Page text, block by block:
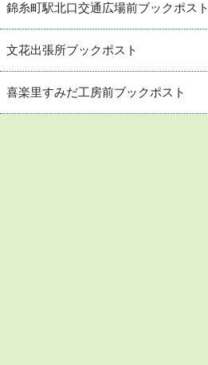
錦糸町駅北口交通広場前ブックポスト
文花出張所ブックポスト
喜楽里すみだ工房前ブックポスト